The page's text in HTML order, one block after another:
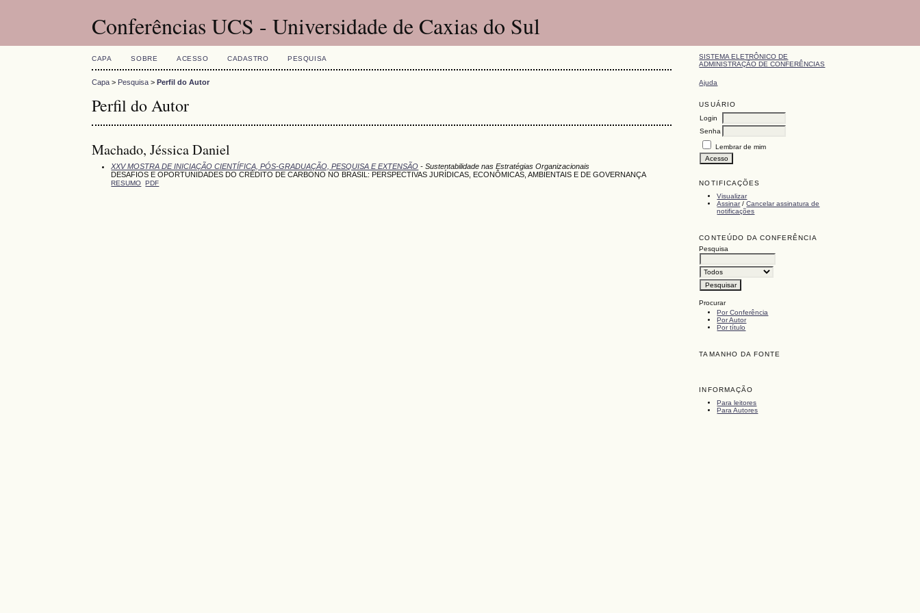
Conferências UCS - Universidade de Caxias do Sul
SISTEMA ELETRÔNICO DE
ADMINISTRAÇÃO DE CONFERÊNCIAS
Ajuda
USUÁRIO
Login
Senha
Lembrar de mim
NOTIFICAÇÕES
Visualizar
Assinar/Cancelar assinatura de
notificações
CONTEÚDO DA CONFERÊNCIA
Pesquisa
Procurar
Por Conferência
Por Autor
Por título
TAMANHO DA FONTE
INFORMAÇÃO
Para leitores
Para Autores
CAPA SOBRE ACESSO CADASTRO PESQUISA
Capa > Pesquisa >Perfil do Autor
Perfil do Autor
Machado, Jéssica Daniel
XXV MOSTRA DE INICIAÇÃO CIENTÍFICA, PÓS-GRADUAÇÃO, PESQUISA E EXTENSÃO - Sustentabilidade nas Estratégias Organizacionais
DESAFIOS E OPORTUNIDADES DO CRÉDITO DE CARBONO NO BRASIL: PERSPECTIVAS JURÍDICAS, ECONÔMICAS, AMBIENTAIS E DE GOVERNANÇA
RESUMO PDF